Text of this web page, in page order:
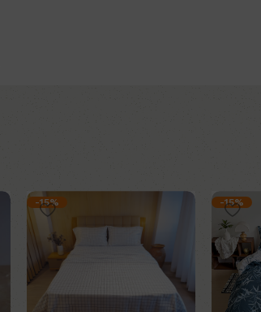
-15% -15%